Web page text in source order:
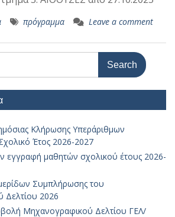
πρόγραμμα Leave a comment
Κλήρωσης Υπεράριθμων
Έτος 2026-2027
εγγραφή μαθητών σχολικού έτους 2026-
Συμπλήρωσης του
Δελτίου 2026
Μηχανογραφικού Δελτίου ΓΕΛ/